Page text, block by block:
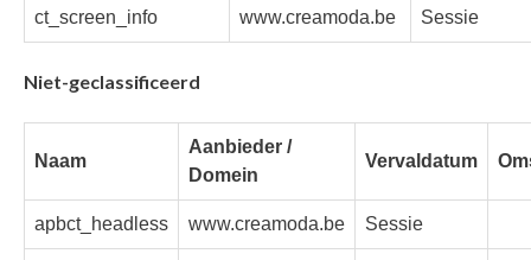
ct_screen_info www.creamoda.be Sessie
Niet-geclassificeerd
Naam
Aanbieder /
Domein
Vervaldatum
apbct_headless www.creamoda.be Sessie